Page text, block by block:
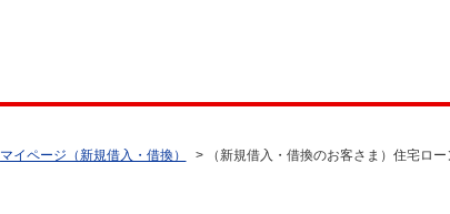
マイページ（新規借入・借換） >
（新規借入・借換のお客さま）住宅ロ